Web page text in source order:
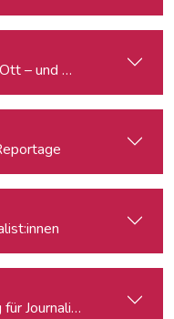
– und wie reagiert die
Journalist:innen